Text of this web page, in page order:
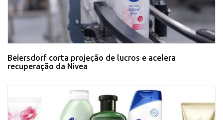
Beiersdorf corta projeção de lucros e acelera
recuperação da Nivea